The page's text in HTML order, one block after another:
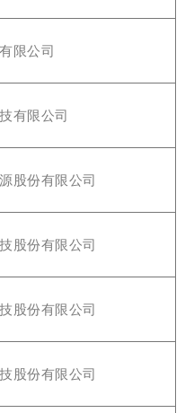
限公司
有限公司
股份有限公司
股份有限公司
股份有限公司
股份有限公司